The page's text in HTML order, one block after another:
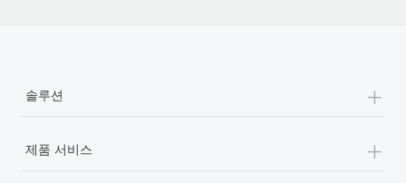
솔루션 +
제품 서비스 +